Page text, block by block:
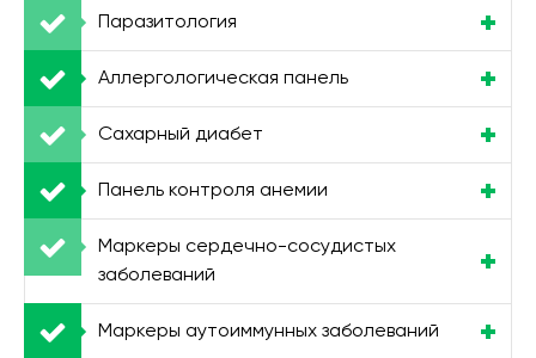
Паразитология
Аллергологическая панель
Сахарный диабет
Панель контроля анемии
Маркеры сердечно-сосудистых
заболеваний
Маркеры аутоиммунных заболеваний